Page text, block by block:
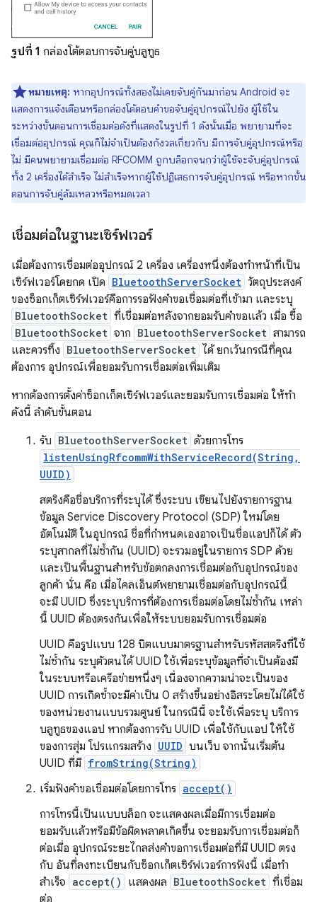
รูปที่ 1 กล่องโต้ตอบการจับคู่บลูทูธ
หมายเหตุ: หากอุปกรณ์ทั้งสองไม่เคยจับคู่กันมาก่อน Android จะ
แสดงการแจ้งเตือนหรือกล่องโต้ตอบคำขอจับคู่อุปกรณ์ไปยัง ผู้ใช้ใน
ระหว่างขั้นตอนการเชื่อมต่อดังที่แสดงในรูปที่ 1 ดังนั้นเมื่อ พยายามที่จะ
เชื่อมต่ออุปกรณ์ คุณก็ไม่จำเป็นต้องกังวลเกี่ยวกับ มีการจับคู่อุปกรณ์หรือ
ไม่ มีคนพยายามเชื่อมต่อ RFCOMM ถูกบล็อกจนกว่าผู้ใช้จะจับคู่อุปกรณ์
ทั้ง 2 เครื่องได้สำเร็จ ไม่สำเร็จหากผู้ใช้ปฏิเสธการจับคู่อุปกรณ์ หรือหากขั้น
ตอนการจับคู่ล้มเหลวหรือหมดเวลา
เชื่อมต่อในฐานะเซิร์ฟเวอร์
เมื่อต้องการเชื่อมต่ออุปกรณ์ 2 เครื่อง เครื่องหนึ่งต้องทำหน้าที่เป็น
เซิร์ฟเวอร์โดยกด เปิด BluetoothServerSocket วัตถุประสงค์
ของซ็อกเก็ตเซิร์ฟเวอร์คือการรอฟังคำขอเชื่อมต่อที่เข้ามา และระบุ
BluetoothSocket ที่เชื่อมต่อหลังจากยอมรับคำขอแล้ว เมื่อ ซื้อ
BluetoothSocket จาก BluetoothServerSocket สามารถ
และควรทิ้ง BluetoothServerSocket ได้ ยกเว้นกรณีที่คุณ
ต้องการ อุปกรณ์เพื่อยอมรับการเชื่อมต่อเพิ่มเติม
หากต้องการตั้งค่าซ็อกเก็ตเซิร์ฟเวอร์และยอมรับการเชื่อมต่อ ให้ทำ
ดังนี้ ลำดับขั้นตอน
รับ BluetoothServerSocket ด้วยการโทร
listenUsingRfcommWithServiceRecord(String,
UUID)
สตริงคือชื่อบริการที่ระบุได้ ซึ่งระบบ เขียนไปยังรายการฐาน
ข้อมูล Service Discovery Protocol (SDP) ใหม่โดย
อัตโนมัติ ในอุปกรณ์ ชื่อที่กำหนดเองอาจเป็นชื่อแอปก็ได้ ตัว
ระบุสากลที่ไม่ซ้ำกัน (UUID) จะรวมอยู่ในรายการ SDP ด้วย
และเป็นพื้นฐานสำหรับข้อตกลงการเชื่อมต่อกับอุปกรณ์ของ
ลูกค้า นั่น คือ เมื่อไคลเอ็นต์พยายามเชื่อมต่อกับอุปกรณ์นี้
จะมี UUID ซึ่งระบุบริการที่ต้องการเชื่อมต่อโดยไม่ซ้ำกัน เหล่า
นี้ UUID ต้องตรงกันเพื่อให้ระบบยอมรับการเชื่อมต่อ
UUID คือรูปแบบ 128 บิตแบบมาตรฐานสำหรับรหัสสตริงที่ใช้
ไม่ซ้ำกัน ระบุตัวตนได้ UUID ใช้เพื่อระบุข้อมูลที่จำเป็นต้องมี
ในระบบหรือเครือข่ายหนึ่งๆ เนื่องจากความน่าจะเป็นของ
UUID การเกิดซ้ำจะมีค่าเป็น 0 สร้างขึ้นอย่างอิสระโดยไม่ได้ใช้
ของหน่วยงานแบบรวมศูนย์ ในกรณีนี้ จะใช้เพื่อระบุ บริการ
บลูทูธของแอป หากต้องการรับ UUID เพื่อใช้กับแอป ให้ใช้
ของการสุ่ม โปรแกรมสร้าง UUID บนเว็บ จากนั้นเริ่มต้น
UUID ที่มี fromString(String)
เริ่มฟังคำขอเชื่อมต่อโดยการโทร accept()
การโทรนี้เป็นแบบบล็อก จะแสดงผลเมื่อมีการเชื่อมต่อ
ยอมรับแล้วหรือมีข้อผิดพลาดเกิดขึ้น จะยอมรับการเชื่อมต่อก็
ต่อเมื่อ อุปกรณ์ระยะไกลส่งคำขอการเชื่อมต่อที่มี UUID ตรง
กับ อันที่ลงทะเบียนกับซ็อกเก็ตเซิร์ฟเวอร์การฟังนี้ เมื่อทำ
สำเร็จ accept() แสดงผล BluetoothSocket ที่เชื่อม
ต่อ